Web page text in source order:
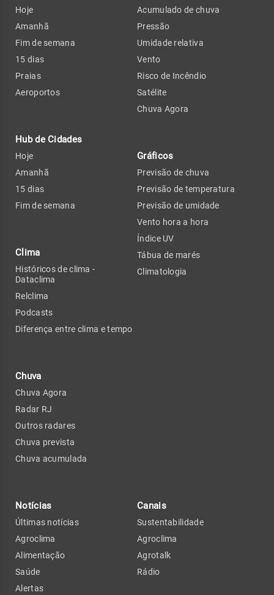
Hoje
Amanhã
Fim de semana
15 dias
Praias
Aeroportos
Hub de Cidades
Hoje
Amanhã
15 dias
Fim de semana
Clima
Históricos de clima -
Dataclima
Relclima
Podcasts
Diferença entre clima e tempo
Chuva
Chuva Agora
Radar RJ
Outros radares
Chuva prevista
Chuva acumulada
Acumulado de chuva
Pressão
Umidade relativa
Vento
Risco de Incêndio
Satélite
Chuva Agora
Gráficos
Previsão de chuva
Previsão de temperatura
Previsão de umidade
Vento hora a hora
Índice UV
Tábua de marés
Climatologia
Notícias
Últimas notícias
Agroclima
Alimentação
Saúde
Alertas
Canais
Sustentabilidade
Agroclima
Agrotalk
Rádio